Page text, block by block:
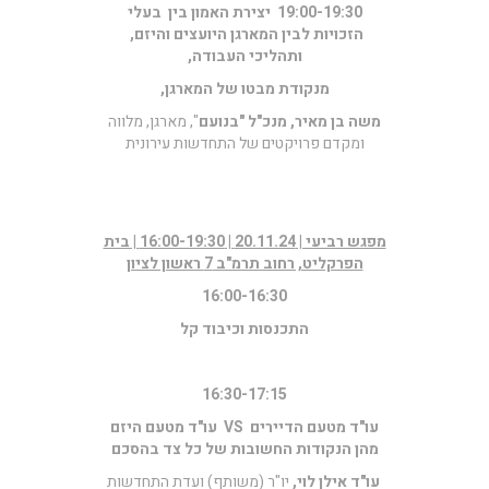
19:00-19:30 יצירת האמון בין בעלי
הזכויות לבין המארגן היועצים והיזם,
ותהליכי העבודה,
מנקודת מבטו של המארגן,
משה בן מאיר, מנכ"ל "בנועם", מארגן, מלווה
ומקדם פרויקטים של התחדשות עירונית
מפגש רביעי | 20.11.24 | 16:00-19:30 | בית
הפרקליט, רחוב תרמ"ב 7 ראשון לציון
16:00-16:30
התכנסות וכיבוד קל
16:30-17:15
עו"ד מטעם הדיירים VS עו"ד מטעם היזם
מהן הנקודות החשובות של כל צד בהסכם
עו"ד אילן לוי, יו"ר (משותף) ועדת התחדשות